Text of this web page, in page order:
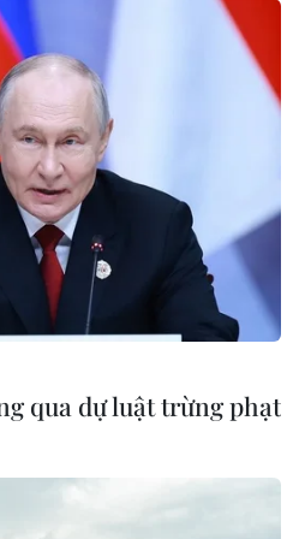
qua dự luật trừng phạt